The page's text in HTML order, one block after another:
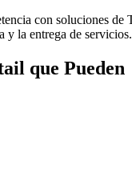
con soluciones de
y la entrega de servicios.
que Pueden